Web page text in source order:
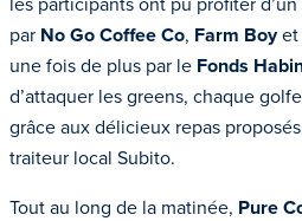
par No Go Coffee Co, Farm Boyet
une fois de plus par le Fonds
d’attaquer les greens, chaque
grâce aux délicieux repas
traiteur local Subito.
Tout au long de la matinée, Pure